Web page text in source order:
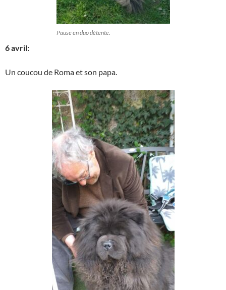
Pause en duo détente.
6 avril:
Un coucou de Roma et son papa.